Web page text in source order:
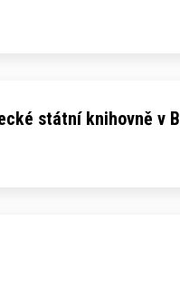
státní knihovně v